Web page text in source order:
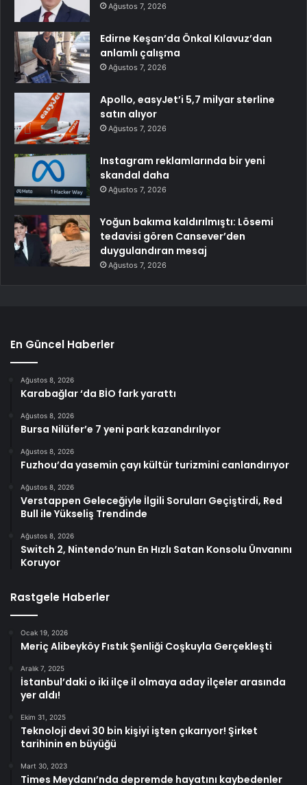
Ağustos 7, 2026
Edirne Keşan’da Önkal Kılavuz’dan
anlamlı çalışma
Ağustos 7, 2026
Apollo, easyJet’i 5,7 milyar sterline
satın alıyor
Ağustos 7, 2026
Instagram reklamlarında bir yeni
skandal daha
Ağustos 7, 2026
Yoğun bakıma kaldırılmıştı: Lösemi
tedavisi gören Cansever’den
duygulandıran mesaj
Ağustos 7, 2026
En Güncel Haberler
Ağustos 8, 2026
Karabağlar ‘da BİO fark yarattı
Ağustos 8, 2026
Bursa Nilüfer’e 7 yeni park kazandırılıyor
Ağustos 8, 2026
Fuzhou’da yasemin çayı kültür turizmini canlandırıyor
Ağustos 8, 2026
Verstappen Geleceğiyle İlgili Soruları Geçiştirdi, Red
Bull ile Yükseliş Trendinde
Ağustos 8, 2026
Switch 2, Nintendo’nun En Hızlı Satan Konsolu Ünvanını
Koruyor
Rastgele Haberler
Ocak 19, 2026
Meriç Alibeyköy Fıstık Şenliği Coşkuyla Gerçekleşti
Aralık 7, 2025
İstanbul’daki o iki ilçe il olmaya aday ilçeler arasında
yer aldı!
Ekim 31, 2025
Teknoloji devi 30 bin kişiyi işten çıkarıyor! Şirket
tarihinin en büyüğü
Mart 30, 2023
Times Meydanı’nda depremde hayatını kaybedenler